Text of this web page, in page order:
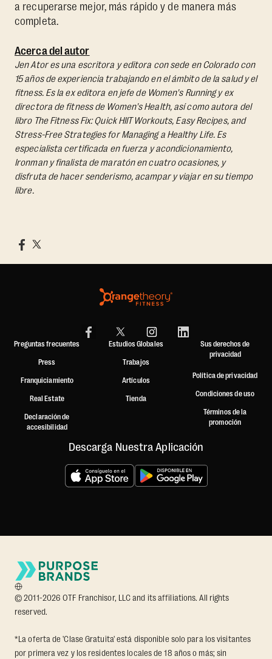
a recuperarse mejor, más rápido y de manera más
completa.
Acerca del autor
Jen Ator es una escritora y editora con sede en Colorado con
15 años de experiencia trabajando en el ámbito de la salud y el
fitness. Es la ex editora en jefe de Women's Running y ex
directora de fitness de Women's Health, así como autora del
libro The Fitness Fix: Quick HIIT Workouts, Easy Recipes, and
Stress-Free Strategies for Managing a Healthy Life. Es
especialista certificada en fuerza y acondicionamiento,
Ironman y finalista de maratón en cuatro ocasiones, y
disfruta de hacer senderismo, acampar y viajar en su tiempo
libre.
Preguntas frecuentes
Press
Franquiciamiento
Real Estate
Declaración de
accesibilidad
Estudios Globales
Trabajos
Artículos
Tienda
Sus derechos de
privacidad
Política de privacidad
Condiciones de uso
Términos de la
promoción
Descarga Nuestra Aplicación
© 2011-2026 OTF Franchisor, LLC and its affiliations. All rights
reserved.
*La oferta de 'Clase Gratuita' está disponible solo para los visitantes
por primera vez y los residentes locales de 18 años o más; sin